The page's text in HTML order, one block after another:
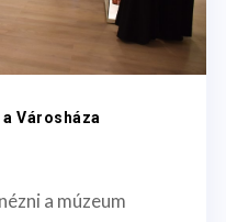
a Városháza
a múzeum